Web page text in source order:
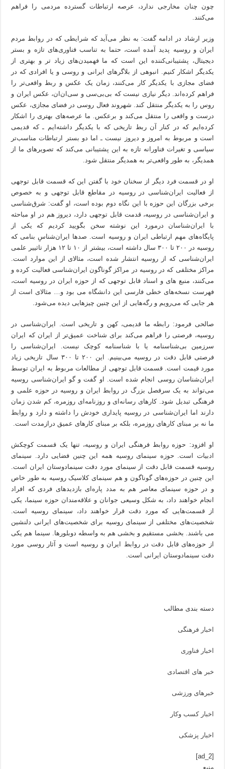
چون چنان مخارجی ندارد، عرصه ارتباطات گسترده مردمی را فراهم
می‌کنند.
وزیر ارشاد در ادامه گفت: به نظر می‌آید که شرایطی که در روابط مردم
ایران و روسیه پدید آمده است، حتما به تناسب فناوری‌های تازه و بستر
دیجیتال، پشتیبانی‌کننده این است که ما فهمیدن‌های زیاد تر و بهتری از
یکدیگر اشکار کنیم. انبوهی از بلاگرهای ایرانی و روسی و یا افرادی که در
فضای مجازی با یکدیگر کار می‌کنند، زمان یک عکس و ربط واقعی‌تر را
فراهم کرده‌اند. دیگر نیازی نیست که بی‌بی‌سی و سی‌ان‌ان، عکس ایران و
روس را به یکدیگر منتقل کند. شهروند فعال روسی در فضای مجازی، عکس
درست و واقعی را منتقل می‌کند و برعکس. ما عرصه‌های بهتری را اشکار
کرده‌ایم که در کنار آن ربط تاریخی که با یکدیگر داشته‌ایم ـ که قدیمی
است و مربوط به امروز و دیروز نیست ـ اما دو بستر ارتباطات مناسب‌تر
سیاسی و تغیرات فناورانه تازه به این پشتیبانی می‌کند که تصویرهای ما از
همدیگر، به طور واقعی‌تر به همدیگر منتقل شود.
او در قسمت فرد دیگر از سخنان خود با گفتن این که قسمت قابل توجهی
از فعالیت ایران‌شناسی در روسیه در مقاطع قابل توجهی و به خصوص
برخی بزرگان این حوزه با این نگاه دوم بوده است، او گفت: شرق‌شناسی
و ایران‌شناسی در روسیه، قدمت قابل توجهی دارد، دیروز هم در او مباحثه
با ایران‌شناسان درمورد این نوشته سخن بگویید کردیم که یکی از
پایگاه‌های مهم ارتباطی ایران و روسیه است. صدها ایران‌شناسِ بنامی که
روسیه در ۲۰۰ تا ۳۰۰ سال داشته است، بیشتر از ۱۰ تا ۱۲ هزار تاثییر علمی
ایران‌شناسی که از روسیه انتشار شده است، مثالای از این موارد است.
مراکز مختلفی که در روسیه در مراکز گوناگون ایران‌شناسی فعالیت کرده و
می‌کنند، منبع های و اسناد قابل توجهی که از حوزه ایران در روسیه است،
فهرست نسخه‌های خطی فارسی این دانشگاه می بود و… مثالای است از
هر جایی که می‌رویم و رگه‌هایی از این چنین چیزهایی دیده می‌شود.
صالحی فرمود: رابطه ما قدیمی، کهن و تاریخی است. ایران‌شناسی در
روسیه، فرصتی را فراهم می‌کند برای شناخت عمیق‌تر از ایران که ایران
سرزمین بی‌شناسنامه یا با شناسنامه کوچک نیست. ایران‌شناسی را
فرصتی قابل دقت در روسیه می‌بینیم. این ۲۰۰ تا ۳۰۰ سال تاریخی زیاد
مورد قیمت است. قسمت قابل توجهی از مطالعات مربوط به ایران توسط
ایران‌شناسان روسی انجام شده است. او گفت و گو ایران‌شناسی روسیه
می‌تواند به یک سرفصل بزرگ در روابط ایران و روسیه در حوزه علمی و
فرهنگی تبدیل شود. کارهای رسانه‌ای و روزنامه‌ای روزمره، کم شدن زمان
دارند اما ایران‌شناسی در روسیه پایداری خودش را داشته و دارد و روابط
ما نه بر مبنای کارهای روزمره، بلکه بر مبنای کارهای عمیق درازمدت است.
او افزود: حوزه روابط فرهنگی ایران و روسیه، تنها یک قسمت کوچکش
ادبیات است. حوزه سینمای روسیه همه این چنین فضایی دارد. سینمای
روسیه قسمت قابل دقت از سینمای مورد دقت سینمادوستان ایران است.
این چنین در حوزه‌های گوناگون و هم سینمای کلاسیک روسیه به طور خاص
و در حوزه سینمای معاصر هم به مدد پاره‌ای بازدیدهای فردی که افراد
انجام خواهند داد، به شکل وسیعی جوانان و علاقه‌مندان حوزه سینما، یکی
از قسمت‌هایی که مورد دقت قرار خواهند داد، سینمای روسیه است.
شخصیت‌های مختلفی از سینمای روسیه برای شخصیت‌های ایرانی دلنشین
می باشند. بخشی مستقیم و بخشی هم به واسطه دوبلورها. سینما هم یکی
از حوزه‌های قابل دقت در روابط ایران و روسیه است و آثار روسی مورد
دقت سینمادوستان ایرانی است.
دسته بندی مطالب
اخبار فرهنگی
اخبار فناوری
خبر های اقتصادی
خبرهای ورزشی
اخبار کسب وکار
اخبار پزشکی
[ad_2]
منبع